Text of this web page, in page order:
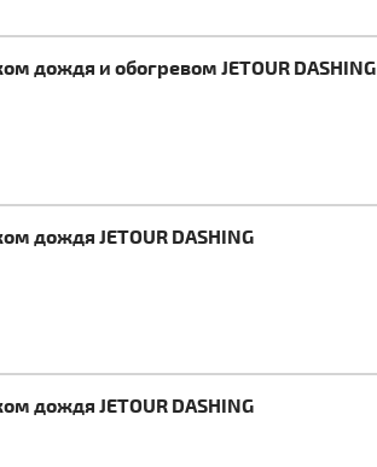
дождя и обогревом JETOUR DASHING
дождя JETOUR DASHING
дождя JETOUR DASHING